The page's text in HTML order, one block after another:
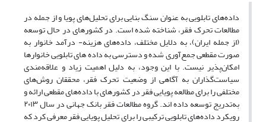
داده‌های تابلویی به عنوان سنگ بنایی برای تحلیل‌های پویا و از جمله در
مطالعات تحرک فقر، شناخته شده است. در کشورهای در حال توسعه
(از جمله ایران)، به دلایل مختلف، داده‌های هزینه- درآمد خانوار به
صورت مقطعی جمع‌آوری شده و دسترسی به داده های تابلویی خانوارها
امکان‌پذیر نیست. با این وجود، به دلیل اهمیت زیاد و علاقه‌مندی
سیاست‌گذاران به آگاهی از وضعیت تحرک فقر، محققان روش‌های
مختلفی را برای مطالعه پویایی فقر در کشورهای با داده‌های مقطعی ارائه و
به‌تدریج توسعه داده اند. گروه مطالعات فقر بانک جهانی در سال ۲۰۱۳
رویکرد داده‌های تابلویی ترکیبی را برای تحلیل پویایی فقر معرفی کرد که